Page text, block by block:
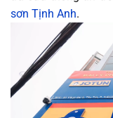
sơn Tịnh Anh.